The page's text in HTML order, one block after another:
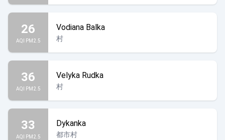
26
AQI PM2.5
Vodiana Balka
村
36
AQI PM2.5
Velyka Rudka
村
33
AQI PM2.5
Dykanka
都市村